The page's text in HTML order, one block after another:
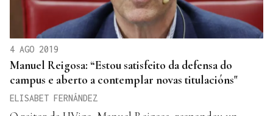
4 AGO 2019
Manuel Reigosa: “Estou satisfeito da defensa do
campus e aberto a contemplar novas titulacións"
ELISABET FERNÁNDEZ